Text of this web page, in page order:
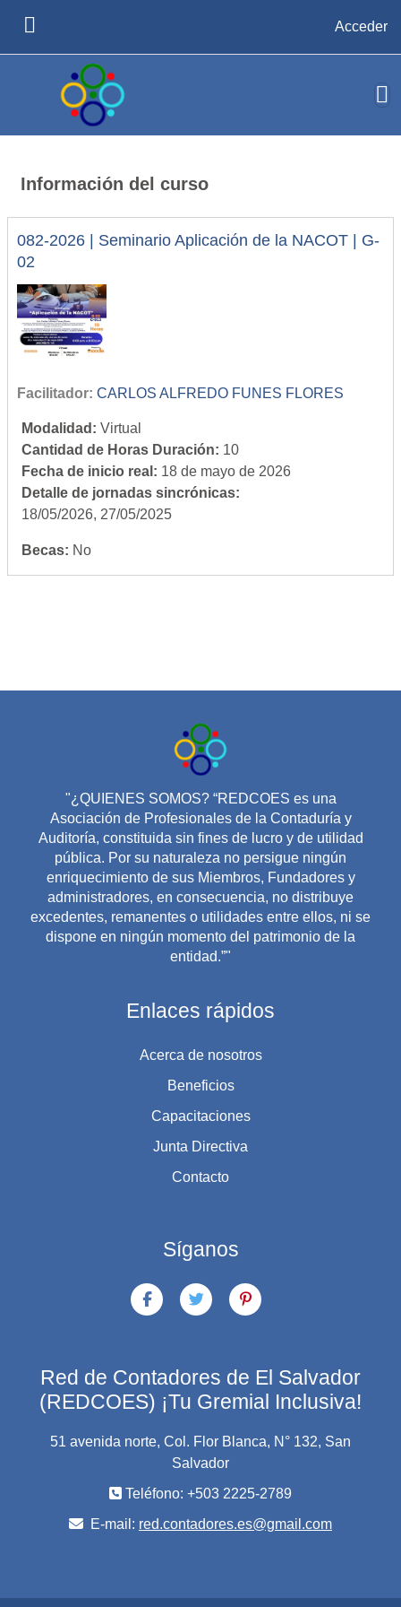
Acceder
Información del curso
082-2026 | Seminario Aplicación de la NACOT | G-
02
Facilitador: CARLOS ALFREDO FUNES FLORES
Modalidad : Virtual
Cantidad de Horas Duración: 10
Fecha de inicio real : 18 de mayo de 2026
Detalle de jornadas sincrónicas:
18/05/2026, 27/05/2025
Becas: No
"¿QUIENES SOMOS? “REDCOES es una
Asociación de Profesionales de la Contaduría y
Auditoría, constituida sin fines de lucro y de utilidad
pública. Por su naturaleza no persigue ningún
enriquecimiento de sus Miembros, Fundadores y
administradores, en consecuencia, no distribuye
excedentes, remanentes o utilidades entre ellos, ni se
dispone en ningún momento del patrimonio de la
entidad.”"
Enlaces rápidos
Acerca de nosotros
Beneficios
Capacitaciones
Junta Directiva
Contacto
Síganos
Red de Contadores de El Salvador
(REDCOES) ¡Tu Gremial Inclusiva!
51 avenida norte, Col. Flor Blanca, N° 132, San
Salvador
Teléfono: +503 2225-2789
E-mail: red.contadores.es@gmail.com